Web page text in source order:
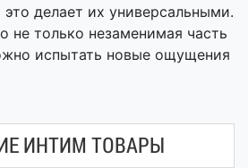
делает их универсальными.
только незаменимая часть
испытать новые ощущения
ИНТИМ ТОВАРЫ